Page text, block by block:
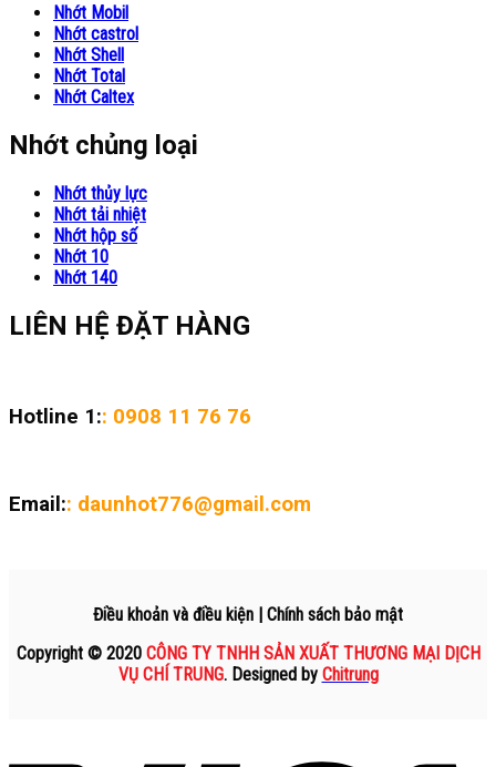
Nhớt Mobil
Nhớt castrol
Nhớt Shell
Nhớt Total
Nhớt Caltex
Nhớt chủng loại
Nhớt thủy lực
Nhớt tải nhiệt
Nhớt hộp số
Nhớt 10
Nhớt 140
LIÊN HỆ ĐẶT HÀNG
Hotline 1:: 0908 11 76 76
Email:: daunhot776@gmail.com
Điều khoản và điều kiện | Chính sách bảo mật
Copyright © 2020 CÔNG TY TNHH SẢN XUẤT THƯƠNG MẠI DỊCH
VỤ CHÍ TRUNG. Designed by Chitrung